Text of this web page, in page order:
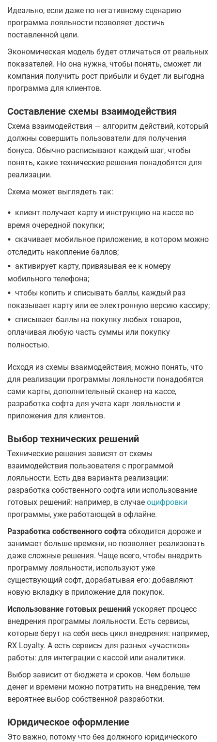
Идеально, если даже по негативному сценарию
программа лояльности позволяет достичь
поставленной цели.
Экономическая модель будет отличаться от реальных
показателей. Но она нужна, чтобы понять, сможет ли
компания получить рост прибыли и будет ли выгодна
программа для клиентов.
Составление схемы взаимодействия
Схема взаимодействия — алгоритм действий, который
должны совершить пользователи для получения
бонуса. Обычно расписывают каждый шаг, чтобы
понять, какие технические решения понадобятся для
реализации.
Схема может выглядеть так:
• клиент получает карту и инструкцию на кассе во
время очередной покупки;
• скачивает мобильное приложение, в котором можно
отследить накопление баллов;
• активирует карту, привязывая ее к номеру
мобильного телефона;
• чтобы копить и списывать баллы, каждый раз
показывает карту или ее электронную версию кассиру;
• списывает баллы на покупку любых товаров,
оплачивая любую часть суммы или покупку
полностью.
Исходя из схемы взаимодействия, можно понять, что
для реализации программы лояльности понадобятся
сами карты, дополнительный сканер на кассе,
разработка софта для учета карт лояльности и
приложения для клиентов.
Выбор технических решений
Технические решения зависят от схемы
взаимодействия пользователя с программой
лояльности. Есть два варианта реализации:
разработка собственного софта или использование
готовых решений: например, в случае оцифровки
программы, уже работающей в офлайне.
Разработка собственного софта обходится дороже и
занимает больше времени, но позволяет реализовать
даже сложные решения. Чаще всего, чтобы внедрить
программу лояльности, используют уже
существующий софт, дорабатывая его: добавляют
новую вкладку в приложение для покупок.
Использование готовых решений ускоряет процесс
внедрения программы лояльности. Есть сервисы,
которые берут на себя весь цикл внедрения: например,
RX Loyalty. А есть сервисы для разных «участков»
работы: для интеграции с кассой или аналитики.
Выбор зависит от бюджета и сроков. Чем больше
денег и времени можно потратить на внедрение, тем
вероятнее выбор собственной разработки.
Юридическое оформление
Это важно, потому что без должного юридического